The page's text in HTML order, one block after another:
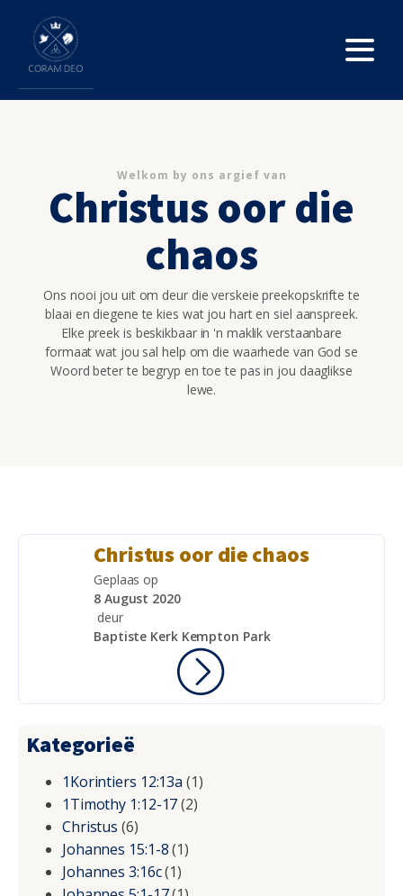
Welkom by ons argief van
Christus oor die
chaos
Ons nooi jou uit om deur die verskeie preekopskrifte te
blaai en diegene te kies wat jou hart en siel aanspreek.
Elke preek is beskikbaar in 'n maklik verstaanbare
formaat wat jou sal help om die waarhede van God se
Woord beter te begryp en toe te pas in jou daaglikse
lewe.
Christus oor die chaos
Geplaas op
8 August 2020
deur
Baptiste Kerk Kempton Park
Kategorieë
1Korintiers 12:13a (1)
1Timothy 1:12-17(2)
Christus (6)
Johannes 15:1-8(1)
Johannes 3:16c(1)